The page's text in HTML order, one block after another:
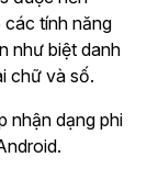
các tính năng
như biệt danh
chữ và số.
nhận dạng phi